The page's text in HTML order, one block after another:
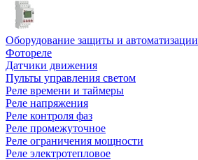
Оборудование защиты и автоматизации
Фотореле
Датчики движения
Пульты управления светом
Реле времени и таймеры
Реле напряжения
Реле контроля фаз
Реле промежуточное
Реле ограничения мощности
Реле электротепловое